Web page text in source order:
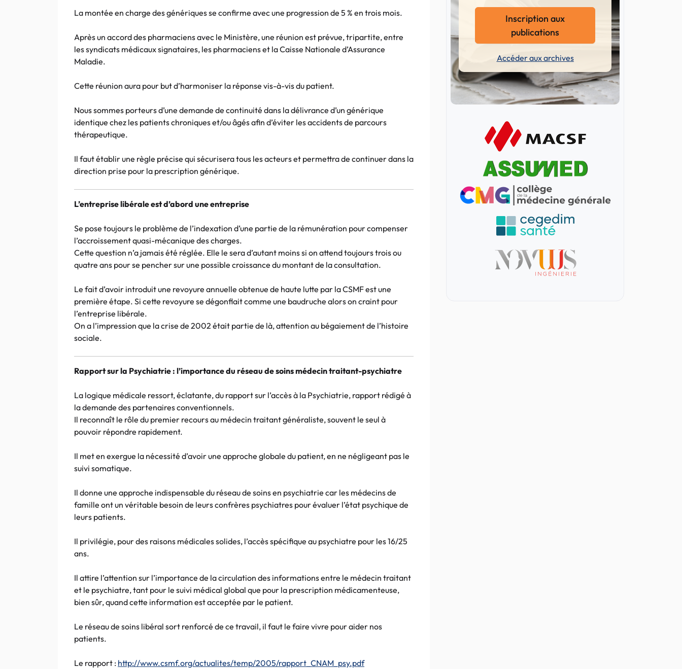
La montée en charge des génériques se confirme avec une progression de 5 % en trois mois.
Après un accord des pharmaciens avec le Ministère, une réunion est prévue, tripartite, entre
les syndicats médicaux signataires, les pharmaciens et la Caisse Nationale d’Assurance
Maladie.
Cette réunion aura pour but d’harmoniser la réponse vis-à-vis du patient.
Nous sommes porteurs d’une demande de continuité dans la délivrance d’un générique
identique chez les patients chroniques et/ou âgés afin d’éviter les accidents de parcours
thérapeutique.
Il faut établir une règle précise qui sécurisera tous les acteurs et permettra de continuer dans la
direction prise pour la prescription générique.
L’entreprise libérale est d’abord une entreprise
Se pose toujours le problème de l’indexation d’une partie de la rémunération pour compenser
l’accroissement quasi-mécanique des charges.
Cette question n’a jamais été réglée. Elle le sera d’autant moins si on attend toujours trois ou
quatre ans pour se pencher sur une possible croissance du montant de la consultation.
Le fait d’avoir introduit une revoyure annuelle obtenue de haute lutte par la CSMF est une
première étape. Si cette revoyure se dégonflait comme une baudruche alors on craint pour
l’entreprise libérale.
On a l’impression que la crise de 2002 était partie de là, attention au bégaiement de l’histoire
sociale.
Rapport sur la Psychiatrie : l’importance du réseau de soins médecin traitant-psychiatre
La logique médicale ressort, éclatante, du rapport sur l’accès à la Psychiatrie, rapport rédigé à
la demande des partenaires conventionnels.
Il reconnaît le rôle du premier recours au médecin traitant généraliste, souvent le seul à
pouvoir répondre rapidement.
Il met en exergue la nécessité d’avoir une approche globale du patient, en ne négligeant pas le
suivi somatique.
Il donne une approche indispensable du réseau de soins en psychiatrie car les médecins de
famille ont un véritable besoin de leurs confrères psychiatres pour évaluer l’état psychique de
leurs patients.
Il privilégie, pour des raisons médicales solides, l’accès spécifique au psychiatre pour les 16/25
ans.
Il attire l’attention sur l’importance de la circulation des informations entre le médecin traitant
et le psychiatre, tant pour le suivi médical global que pour la prescription médicamenteuse,
bien sûr, quand cette information est acceptée par le patient.
Le réseau de soins libéral sort renforcé de ce travail, il faut le faire vivre pour aider nos
patients.
Le rapport : http://www.csmf.org/actualites/temp/2005/rapport_CNAM_psy.pdf
Inscription aux
publications
Accéder aux archives